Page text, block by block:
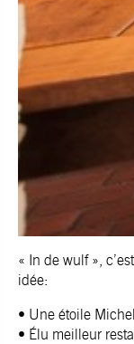
« In de wulf »,
idée:
• Une étoile
• Élu meilleur